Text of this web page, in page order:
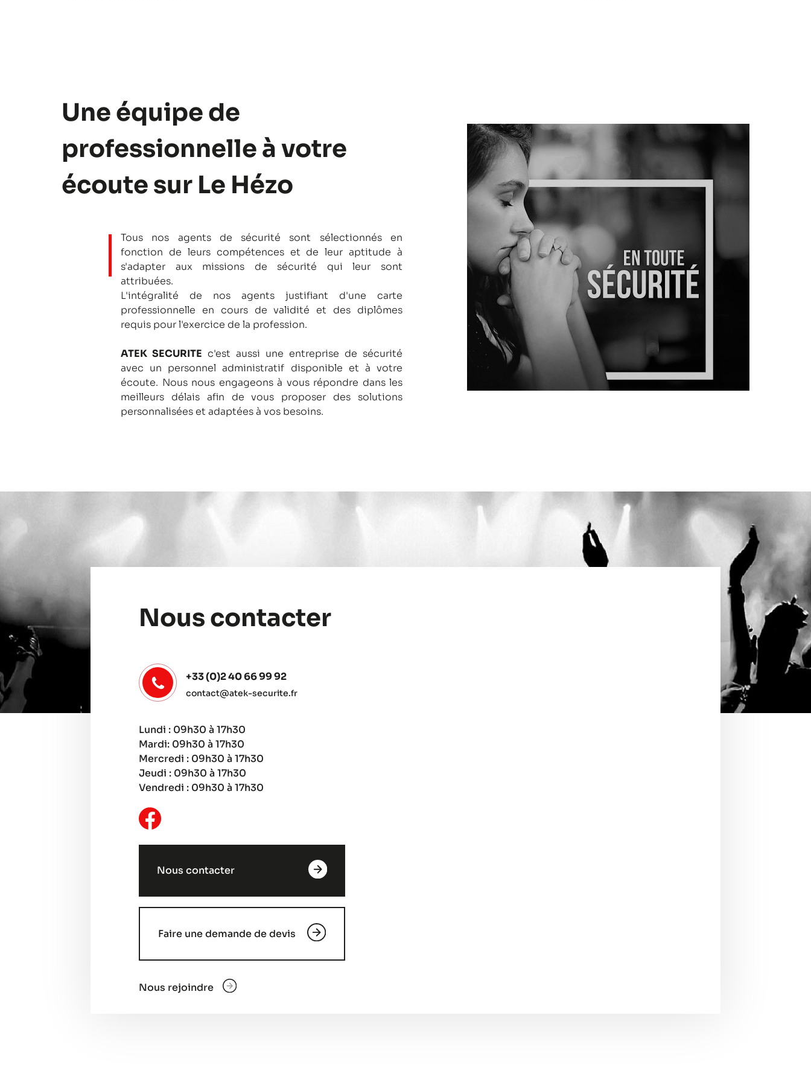
Une équipe de
professionnelle à votre
écoute sur Le Hézo
Tous nos agents de sécurité sont sélectionnés en
fonction de leurs compétences et de leur aptitude à
s'adapter aux missions de sécurité qui leur sont
attribuées.
L'intégralité de nos agents justifiant d'une carte
professionnelle en cours de validité et des diplômes
requis pour l'exercice de la profession.
ATEK SECURITE c'est aussi une entreprise de sécurité
avec un personnel administratif disponible et à votre
écoute. Nous nous engageons à vous répondre dans les
meilleurs délais afin de vous proposer des solutions
personnalisées et adaptées à vos besoins.
Nous contacter
+33 (0)2 40 66 99 92
contact@atek-securite.fr
Lundi : 09h30 à 17h30
Mardi: 09h30 à 17h30
Mercredi : 09h30 à 17h30
Jeudi : 09h30 à 17h30
Vendredi : 09h30 à 17h30
Nous contacter
Faire une demande de devis
Nous rejoindre